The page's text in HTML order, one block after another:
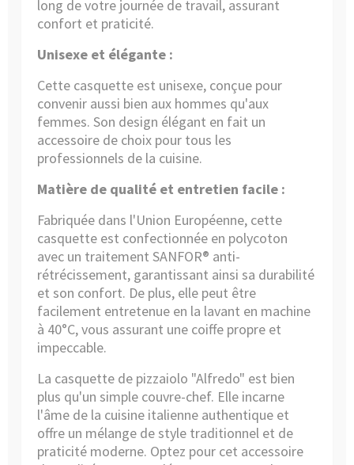
long de votre journée de travail, assurant
confort et praticité.
Unisexe et élégante :
Cette casquette est unisexe, conçue pour
convenir aussi bien aux hommes qu'aux
femmes. Son design élégant en fait un
accessoire de choix pour tous les
professionnels de la cuisine.
Matière de qualité et entretien facile :
Fabriquée dans l'Union Européenne, cette
casquette est confectionnée en polycoton
avec un traitement SANFOR® anti-
rétrécissement, garantissant ainsi sa durabilité
et son confort. De plus, elle peut être
facilement entretenue en la lavant en machine
à 40°C, vous assurant une coiffe propre et
impeccable.
La casquette de pizzaiolo "Alfredo" est bien
plus qu'un simple couvre-chef. Elle incarne
l'âme de la cuisine italienne authentique et
offre un mélange de style traditionnel et de
praticité moderne. Optez pour cet accessoire